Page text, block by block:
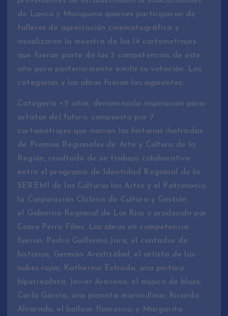
de Lanco y Mariquina quienes participaron de
talleres de apreciación cinematográfica y
visualizaron la muestra de los 14 cortometrajes
que fueron parte de las 3 competencias de este
año para posteriormente emitir su votación. Las
categorías y las obras fueron las siguientes:
Categoría +5 años, denominada inspiración para
artistas del futuro, compuesta por 7
cortometrajes que narran las historias ilustradas
de Premios Regionales de Arte y Cultura de la
Región, resultado de un trabajo colaborativo
entre el programa de Identidad Regional de la
SEREMI de las Culturas las Artes y el Patrimonio,
la Corporación Chilena de Cultura y Gestión,
el Gobierno Regional de Los Ríos y producido por
Como Perro Films. Las obras en competencia
fueron: Pedro Guillermo Jara, el contador de
historias; Germán Arestizábal, el artista de las
nubes rojas; Katherine Estrada, una pintora
hiperrealista; Javier Aravena, el músico de blues;
Carla García, una pianista maravillosa; Ricardo
Alvarado, el bailaor flamenco; y Margarita